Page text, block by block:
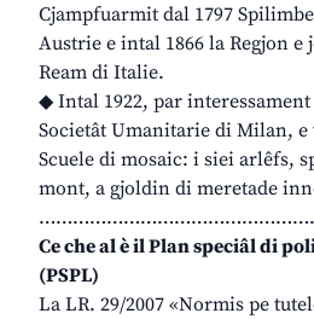
Cjampfuarmit dal 1797
Austrie e intal 1866 la Regjon e
Ream di Italie.
◆ Intal 1922, par interessament
Societât Umanitarie di Milan,
Scuele di mosaic: i siei arlêfs,
mont, a gjoldin di meretade
Ce che al è il Plan speciâl di
(PSPL)
La LR. 29/2007 «Normis pe